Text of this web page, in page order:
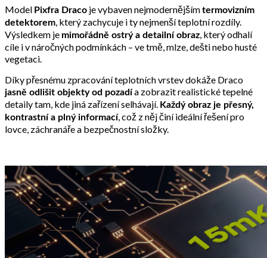
Model Pixfra Draco je vybaven nejmodernějšímtermovizním
detektorem , který zachycuje i ty nejmenší teplotní rozdíly.
Výsledkem je mimořádně ostrý a detailní obraz , který odhalí
cíle i v náročných podmínkách – ve tmě, mlze, dešti nebo husté
vegetaci.
Díky přesnému zpracování teplotních vrstev dokáže Draco
jasně odlišit objekty od pozadía zobrazit realistické tepelné
detaily tam, kde jiná zařízení selhávají. Každý obraz je přesný,
kontrastní a plný informací, což z něj činí ideální řešení pro
lovce, záchranáře a bezpečnostní složky.